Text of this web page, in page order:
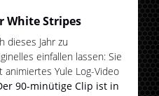
White Stripes
dieses Jahr zu
einfallen lassen: Sie
animiertes Yule Log-Video
90-minütige Clip ist in